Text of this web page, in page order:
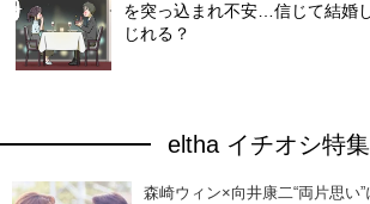
を突っ込まれ不安…信じて結婚
じれる？
eltha イチオシ特集
森崎ウィン×向井康二“両片思い